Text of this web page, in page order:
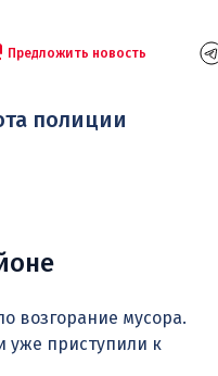
Предложить новость
полиции
возгорание мусора.
уже приступили к